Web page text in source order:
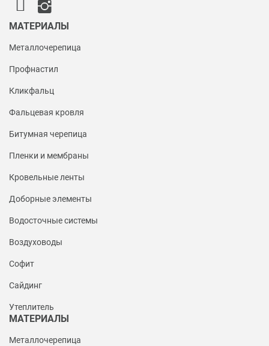
МАТЕРИАЛЫ
Металлочерепица
Профнастил
Кликфальц
Фальцевая кровля
Битумная черепица
Пленки и мембраны
Кровельные ленты
Доборные элементы
Водосточные системы
Воздуховоды
Софит
Сайдинг
Утеплитель
МАТЕРИАЛЫ
Металлочерепица